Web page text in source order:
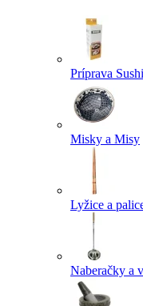
Príprava Sushi
Misky a Misy
Lyžice a
Naberačky a